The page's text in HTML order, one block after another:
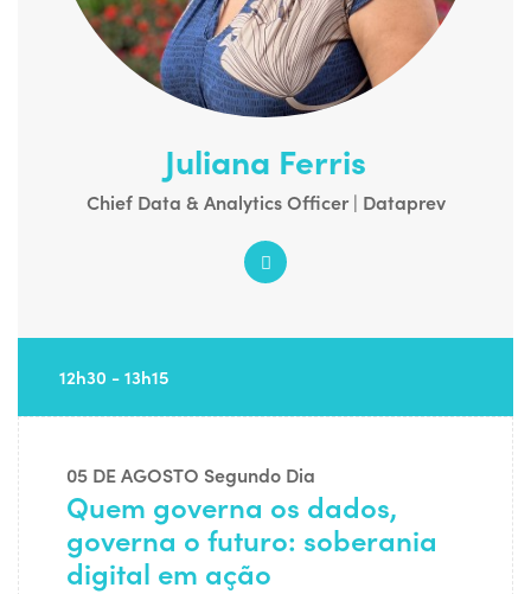
Juliana Ferris
Chief Data & Analytics Officer | Dataprev
12h30 - 13h15
05 DE AGOSTO Segundo Dia
Quem governa os dados,
governa o futuro: soberania
digital em ação